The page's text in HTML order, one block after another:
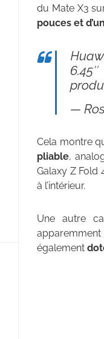
du Mate X3
pouces et
—
Cela montre
pliable,
Galaxy Z Fold
à l’intérieur.
Une autre
également